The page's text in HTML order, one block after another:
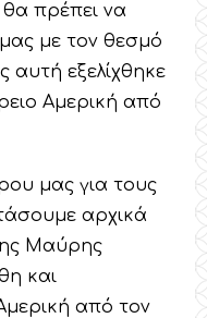
πρέπει να
με τον θεσμό
εξελίχθηκε
Αμερική από
μας για τους
αρχικά
Μαύρης
και
από τον